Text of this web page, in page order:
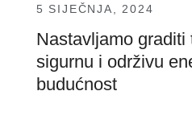
5 SIJEČNJA, 2024
Nastavljamo graditi
sigurnu i održivu
budućnost